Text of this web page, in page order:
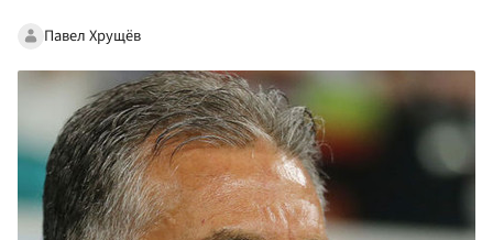
Павел Хрущёв